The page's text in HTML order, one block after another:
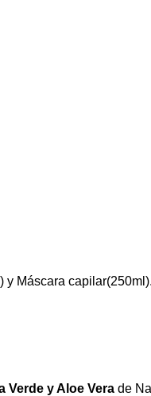
y Máscara capilar(250ml).
Verde y Aloe Vera de